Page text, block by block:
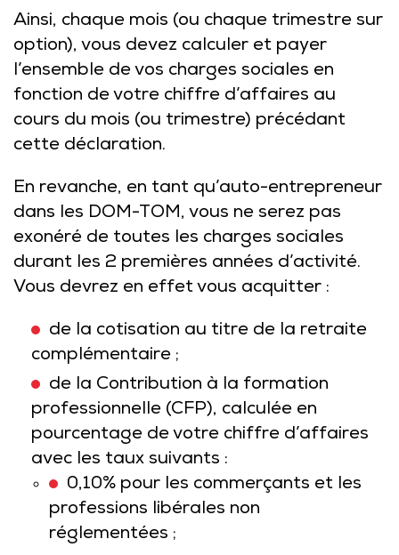
Ainsi, chaque mois (ou chaque trimestre sur
option), vous devez calculer et payer
l’ensemble de vos charges sociales en
fonction de votre chiffre d’affaires au
cours du mois (ou trimestre) précédant
cette déclaration.
En revanche, en tant qu’auto-entrepreneur
dans les DOM-TOM, vous ne serez pas
exonéré de toutes les charges sociales
durant les 2 premières années d’activité.
Vous devrez en effet vous acquitter :
de la cotisation au titre de la retraite
complémentaire ;
de la Contribution à la formation
professionnelle (CFP), calculée en
pourcentage de votre chiffre d’affaires
avec les taux suivants :
0,10% pour les commerçants et les
professions libérales non
réglementées ;